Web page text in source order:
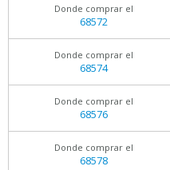
Donde comprar el
68572
Donde comprar el
68574
Donde comprar el
68576
Donde comprar el
68578